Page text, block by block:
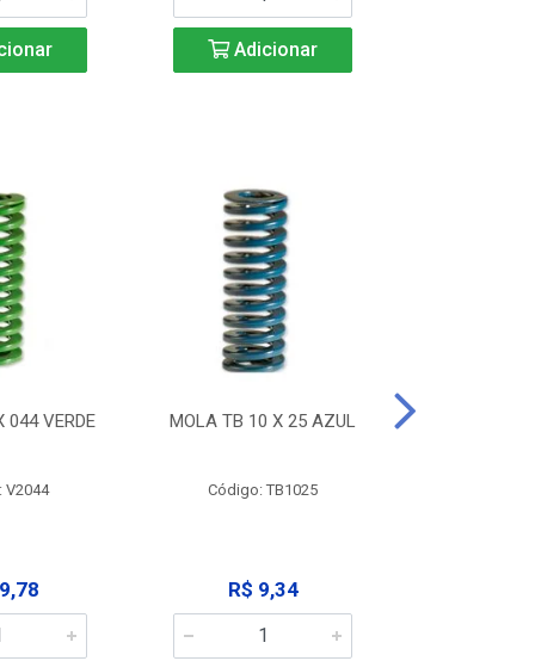
Adicionar
044 VERDE
V2044
MOLA TB 10 X 25 AZUL
Código: TB1025
R$ 9,34